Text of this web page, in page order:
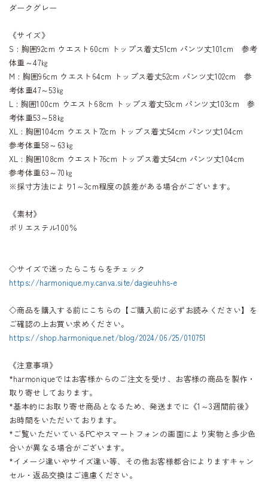
ダークグレー
《サイズ》
S : 胸囲92cm ウエスト60cm トップス着丈51cm パンツ丈101cm 参考
体重～47㎏
M : 胸囲96cm ウエスト64cm トップス着丈52cm パンツ丈102cm 参
考体重47～53㎏
L : 胸囲100cm ウエスト68cm トップス着丈53cm パンツ丈103cm 参
考体重53～58㎏
XL : 胸囲104cm ウエスト72cm トップス着丈54cm パンツ丈104cm
参考体重58～63㎏
XL : 胸囲108cm ウエスト76cm トップス着丈54cm パンツ丈104cm
参考体重63～70㎏
※採寸方法により1～3cm程度の誤差がある場合がございます。
《素材》
ポリエステル100％
◇サイズで迷ったらこちらをチェック
https://harmonique.my.canva.site/dagieuhhs-e
◇商品を購入する前にこちらの【ご購入前に必ずお読みください】を
ご確認の上お買い求めください。
https://shop.harmonique.net/blog/2024/06/25/010751
《注意事項》
*harmoniqueではお客様からのご注文を受け、お客様の商品を製作・
取り寄せしております。
*基本的にお取り寄せ商品となるため、発送までに《1～3週間前後》
お時間をいただいております。
*ご覧いただいているPCやスマートフォンの画面により実物と多少色
合いが異なる場合がございます。
*イメージ違いやサイズ違い等、その他お客様都合によりますキャン
セル・返品交換はご遠慮ください。